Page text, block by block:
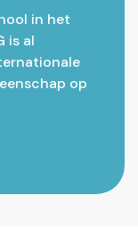
in het
is al
op